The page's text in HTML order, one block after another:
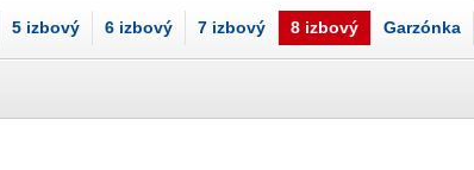
5 izbový 6 izbový 7 izbový 8 izbový Garzónka